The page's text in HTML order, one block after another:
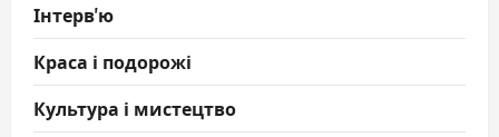
Інтерв'ю
Краса і подорожі
Культура і мистецтво